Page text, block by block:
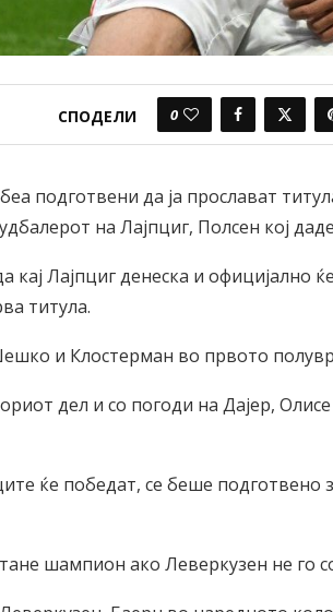
СПОДЕЛИ 0
подготвени да ја прослават
на Лајпциг, Полсен кој
кај Лајпциг денеска и официјално
титула.
и Клостерман во првото
дел и со погоди на Дајер,
ќе победат, се беше подготвено
шампион ако Леверкузен не го